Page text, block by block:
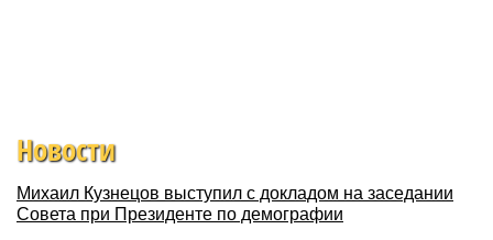
Новости
Михаил Кузнецов выступил с докладом на заседании
Совета при Президенте по демографии